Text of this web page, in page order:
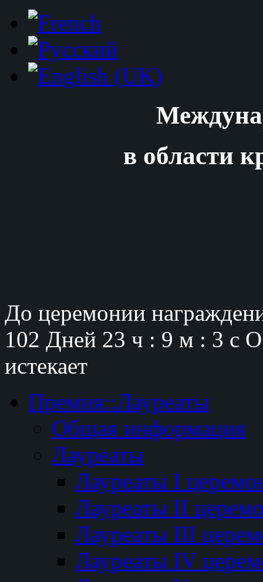
в области
До церемонии
102 Дней 23 ч : 9 м : 2 с
истекает
Премия::Лауреаты
Общая информация
Лауреаты
Лауреаты I
Лауреаты II
Лауреаты III
Лауреаты IV